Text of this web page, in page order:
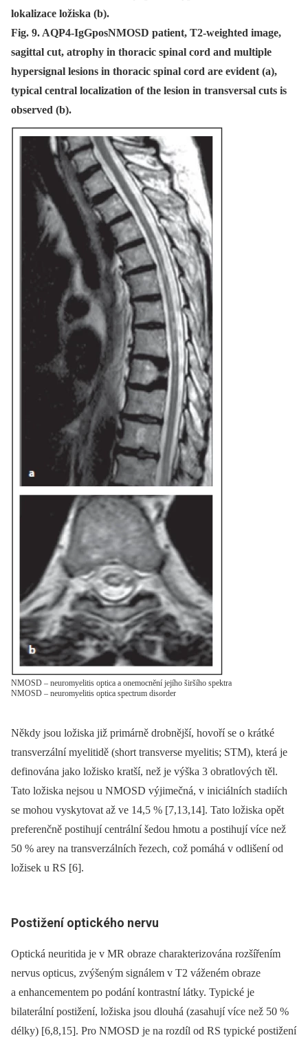
lokalizace ložiska (b).
Fig. 9. AQP4-IgGposNMOSD patient, T2-weighted image,
sagittal cut, atrophy in thoracic spinal cord and multiple
hypersignal lesions in thoracic spinal cord are evident (a),
typical central localization of the lesion in transversal cuts is
observed (b).
NMOSD – neuromyelitis optica a onemocnění jejího širšího spektra
NMOSD – neuromyelitis optica spectrum disorder
Někdy jsou ložiska již primárně drobnější, hovoří se o krátké
transverzální myelitidě (short transverse myelitis; STM), která je
definována jako ložisko kratší, než je výška 3 obratlových těl.
Tato ložiska nejsou u NMOSD výjimečná, v iniciálních stadiích
se mohou vyskytovat až ve 14,5 % [7,13,14]. Tato ložiska opět
preferenčně postihují centrální šedou hmotu a postihují více než
50 % arey na transverzálních řezech, což pomáhá v odlišení od
ložisek u RS [6].
Postižení optického nervu
Optická neuritida je v MR obraze charakterizována rozšířením
nervus opticus, zvýšeným signálem v T2 váženém obraze
a enhancementem po podání kontrastní látky. Typické je
bilaterální postižení, ložiska jsou dlouhá (zasahují více než 50 %
délky) [6,8,15]. Pro NMOSD je na rozdíl od RS typické postižení